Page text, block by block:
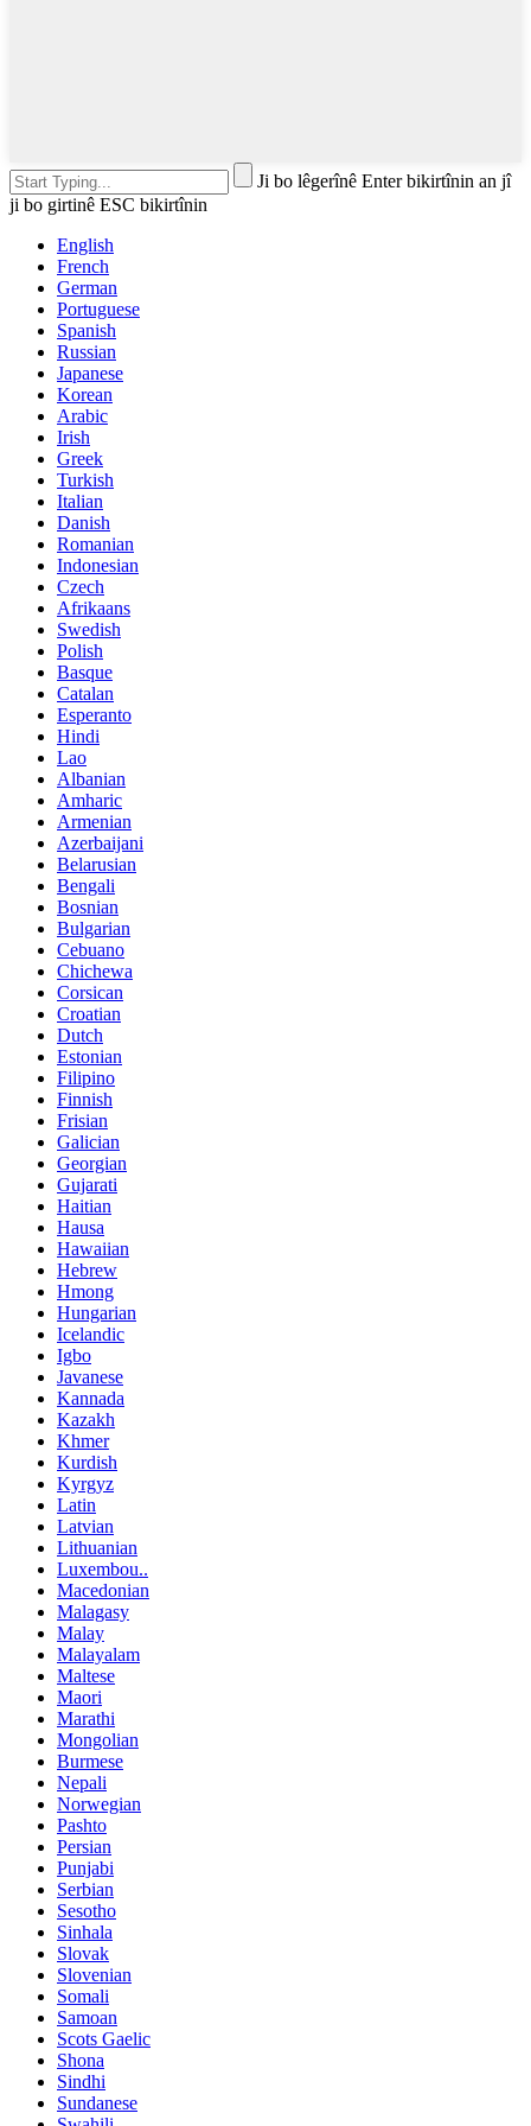
Ji bo lêgerînê Enter bikirtînin an jî
ji bo girtinê ESC bikirtînin
English
French
German
Portuguese
Spanish
Russian
Japanese
Korean
Arabic
Irish
Greek
Turkish
Italian
Danish
Romanian
Indonesian
Czech
Afrikaans
Swedish
Polish
Basque
Catalan
Esperanto
Hindi
Lao
Albanian
Amharic
Armenian
Azerbaijani
Belarusian
Bengali
Bosnian
Bulgarian
Cebuano
Chichewa
Corsican
Croatian
Dutch
Estonian
Filipino
Finnish
Frisian
Galician
Georgian
Gujarati
Haitian
Hausa
Hawaiian
Hebrew
Hmong
Hungarian
Icelandic
Igbo
Javanese
Kannada
Kazakh
Khmer
Kurdish
Kyrgyz
Latin
Latvian
Lithuanian
Luxembou..
Macedonian
Malagasy
Malay
Malayalam
Maltese
Maori
Marathi
Mongolian
Burmese
Nepali
Norwegian
Pashto
Persian
Punjabi
Serbian
Sesotho
Sinhala
Slovak
Slovenian
Somali
Samoan
Scots Gaelic
Shona
Sindhi
Sundanese